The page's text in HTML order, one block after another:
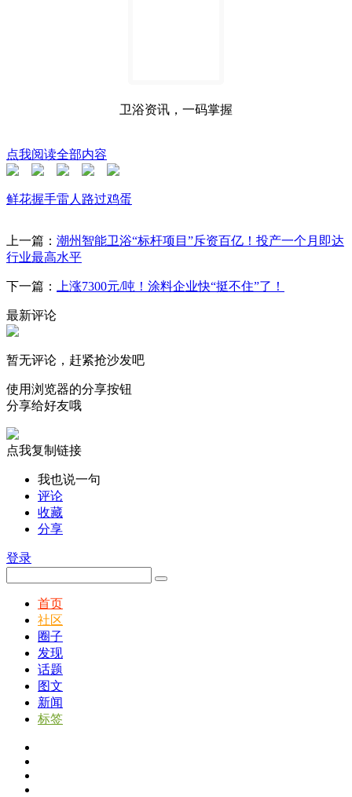
卫浴资讯，一码掌握
点我阅读全部内容
鲜花握手雷人 路过鸡蛋
上一篇： 潮州智能卫浴“标杆项目”斥资百亿！投产一个月即达
行业最高水平
下一篇： 上涨7300元/吨！涂料企业快“挺不住”了！
最新评论
暂无评论，赶紧抢沙发吧
使用浏览器的分享按钮
分享给好友哦
点我复制链接
我也说一句
评论
收藏
分享
登录
首页
社区
圈子
发现
话题
图文
新闻
标签